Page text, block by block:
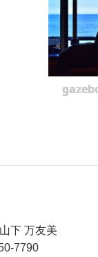
下 万友美
7790